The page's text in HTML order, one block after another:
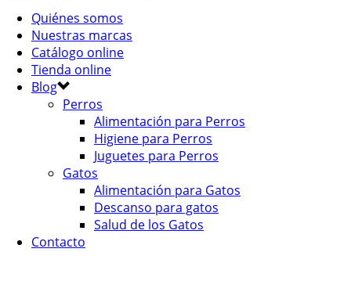
Quiénes somos
Nuestras marcas
Catálogo online
Tienda online
Blog
Perros
Alimentación para Perros
Higiene para Perros
Juguetes para Perros
Gatos
Alimentación para Gatos
Descanso para gatos
Salud de los Gatos
Contacto